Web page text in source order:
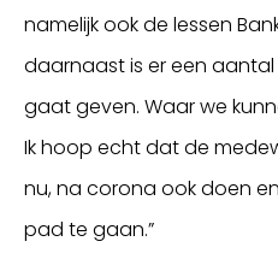
namelijk ook de lessen
daarnaast is er een aantal
gaat geven. Waar we
Ik hoop echt dat de
nu, na corona ook doen
pad te gaan.”